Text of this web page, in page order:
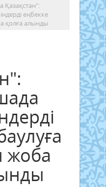
Қазақстан":
еңбекке
қолға алынды
жоба